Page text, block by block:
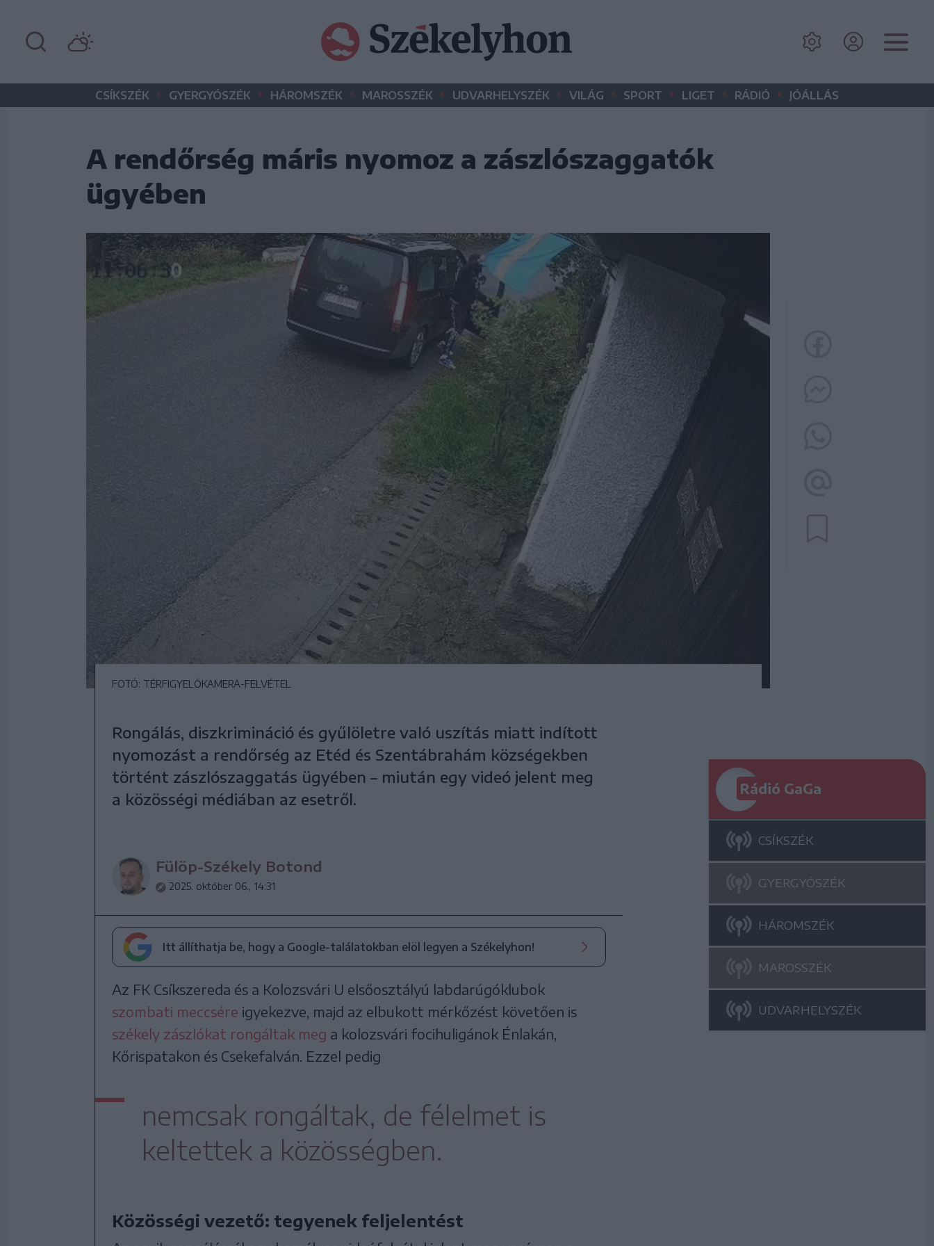
CSÍKSZÉK • GYERGYÓSZÉK • HÁROMSZÉK • MAROSSZÉK • UDVARHELYSZÉK • VILÁG • SPORT • LIGET • RÁDIÓ • JÓÁLLÁS
A rendőrség máris nyomoz a zászlószaggatók
ügyében
FOTÓ: TÉRFIGYELŐKAMERA-FELVÉTEL
Rongálás, diszkrimináció és gyűlöletre való uszítás miatt indított
nyomozást a rendőrség az Etéd és Szentábrahám községekben
történt zászlószaggatás ügyében – miután egy videó jelent meg
a közösségi médiában az esetről.
Fülöp-Székely Botond
2025. október 06., 14:31
Itt állíthatja be, hogy a Google-találatokban elöl legyen a Székelyhon!
Az FK Csíkszereda és a Kolozsvári U elsőosztályú labdarúgóklubok
szombati meccsére igyekezve, majd az elbukott mérkőzést követően is
székely zászlókat rongáltak meg a kolozsvári focihuligánok Énlakán,
Kőrispatakon és Csekefalván. Ezzel pedig
nemcsak rongáltak, de félelmet is
keltettek a közösségben.
Közösségi vezető: tegyenek feljelentést
Rádió GaGa
CSÍKSZÉK
GYERGYÓSZÉK
HÁROMSZÉK
MAROSSZÉK
UDVARHELYSZÉK